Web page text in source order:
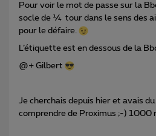
Pour voir le mot de passe sur la
socle de ¼ tour dans le sens des
pour le défaire.
L’étiquette est en dessous de la
@+ Gilbert
Je cherchais depuis hier et avais
comprendre de Proximus ;-) 1000